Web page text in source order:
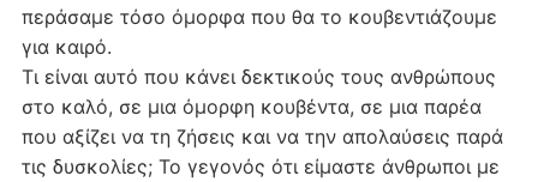
περάσαμε τόσο όμορφα που θα το κουβεντιάζουμε
για καιρό.
Τι είναι αυτό που κάνει δεκτικούς τους ανθρώπους
στο καλό, σε μια όμορφη κουβέντα, σε μια παρέα
που αξίζει να τη ζήσεις και να την απολαύσεις παρά
τις δυσκολίες; Το γεγονός ότι είμαστε άνθρωποι με